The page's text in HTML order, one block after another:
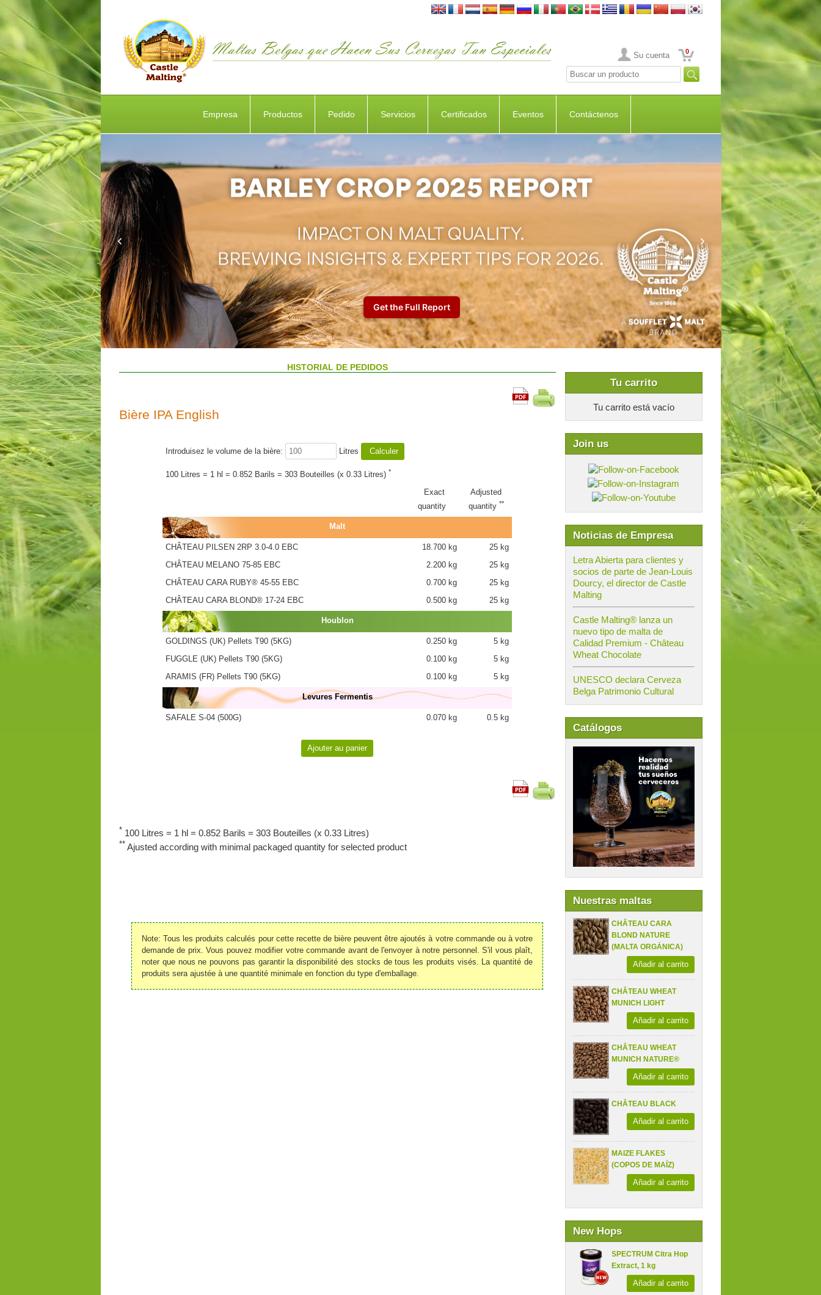
Su cuenta 0
Empresa Productos Pedido Servicios Certificados Eventos Contáctenos
Tu carrito
Tu carrito está vacío
Join us
Noticias de Empresa
Letra Abierta para clientes y
socios de parte de Jean-Louis
Dourcy, el director de Castle
Malting
Castle Malting® lanza un
nuevo tipo de malta de
Calidad Premium - Château
Wheat Chocolate
UNESCO declara Cerveza
Belga Patrimonio Cultural
Catálogos
Nuestras maltas
CHÂTEAU CARA
BLOND NATURE
(MALTA ORGÁNICA)
Añadir al carrito
CHÂTEAU WHEAT
MUNICH LIGHT
Añadir al carrito
CHÂTEAU WHEAT
MUNICH NATURE®
Añadir al carrito
CHÂTEAU BLACK
Añadir al carrito
MAIZE FLAKES
(COPOS DE MAÍZ)
Añadir al carrito
New Hops
SPECTRUM Citra Hop
Extract, 1 kg
Añadir al carrito
HISTORIAL DE PEDIDOS
Bière IPA English
Introduisez le volume de la bière: Litres
100 Litres = 1 hl = 0.852 Barils = 303 Bouteilles (x 0.33 Litres) *
Exact
quantity
Adjusted
quantity **
Malt
CHÂTEAU PILSEN 2RP 3.0-4.0 EBC 18.700 kg
25 kg
CHÂTEAU MELANO 75-85 EBC
2.200 kg
25 kg
CHÂTEAU CARA RUBY® 45-55 EBC
0.700 kg
25 kg
CHÂTEAU CARA BLOND® 17-24 EBC
0.500 kg 25 kg
Houblon
GOLDINGS (UK) Pellets T90 (5KG) 0.250 kg
5 kg
FUGGLE (UK) Pellets T90 (5KG)
0.100 kg
5 kg
ARAMIS (FR) Pellets T90 (5KG)
0.100 kg 5 kg
Levures Fermentis
SAFALE S-04 (500G) 0.070 kg 0.5 kg
* 100 Litres = 1 hl = 0.852 Barils = 303 Bouteilles (x 0.33 Litres)
** Ajusted according with minimal packaged quantity for selected product
Note: Tous les produits calculés pour cette recette de bière peuvent être ajoutés à votre commande ou à votre
demande de prix. Vous pouvez modifier votre commande avant de l'envoyer à notre personnel. S'il vous plaît,
noter que nous ne pouvons pas garantir la disponibilité des stocks de tous les produits visés. La quantité de
produits sera ajustée à une quantité minimale en fonction du type d'emballage.